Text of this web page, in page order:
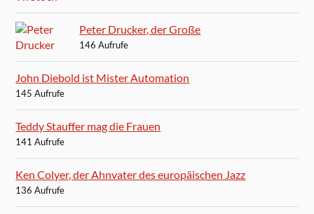
Peter Drucker, der Große
146 Aufrufe
John Diebold ist Mister Automation
145 Aufrufe
Teddy Stauffer mag die Frauen
141 Aufrufe
Ken Colyer, der Ahnvater des europäischen Jazz
136 Aufrufe